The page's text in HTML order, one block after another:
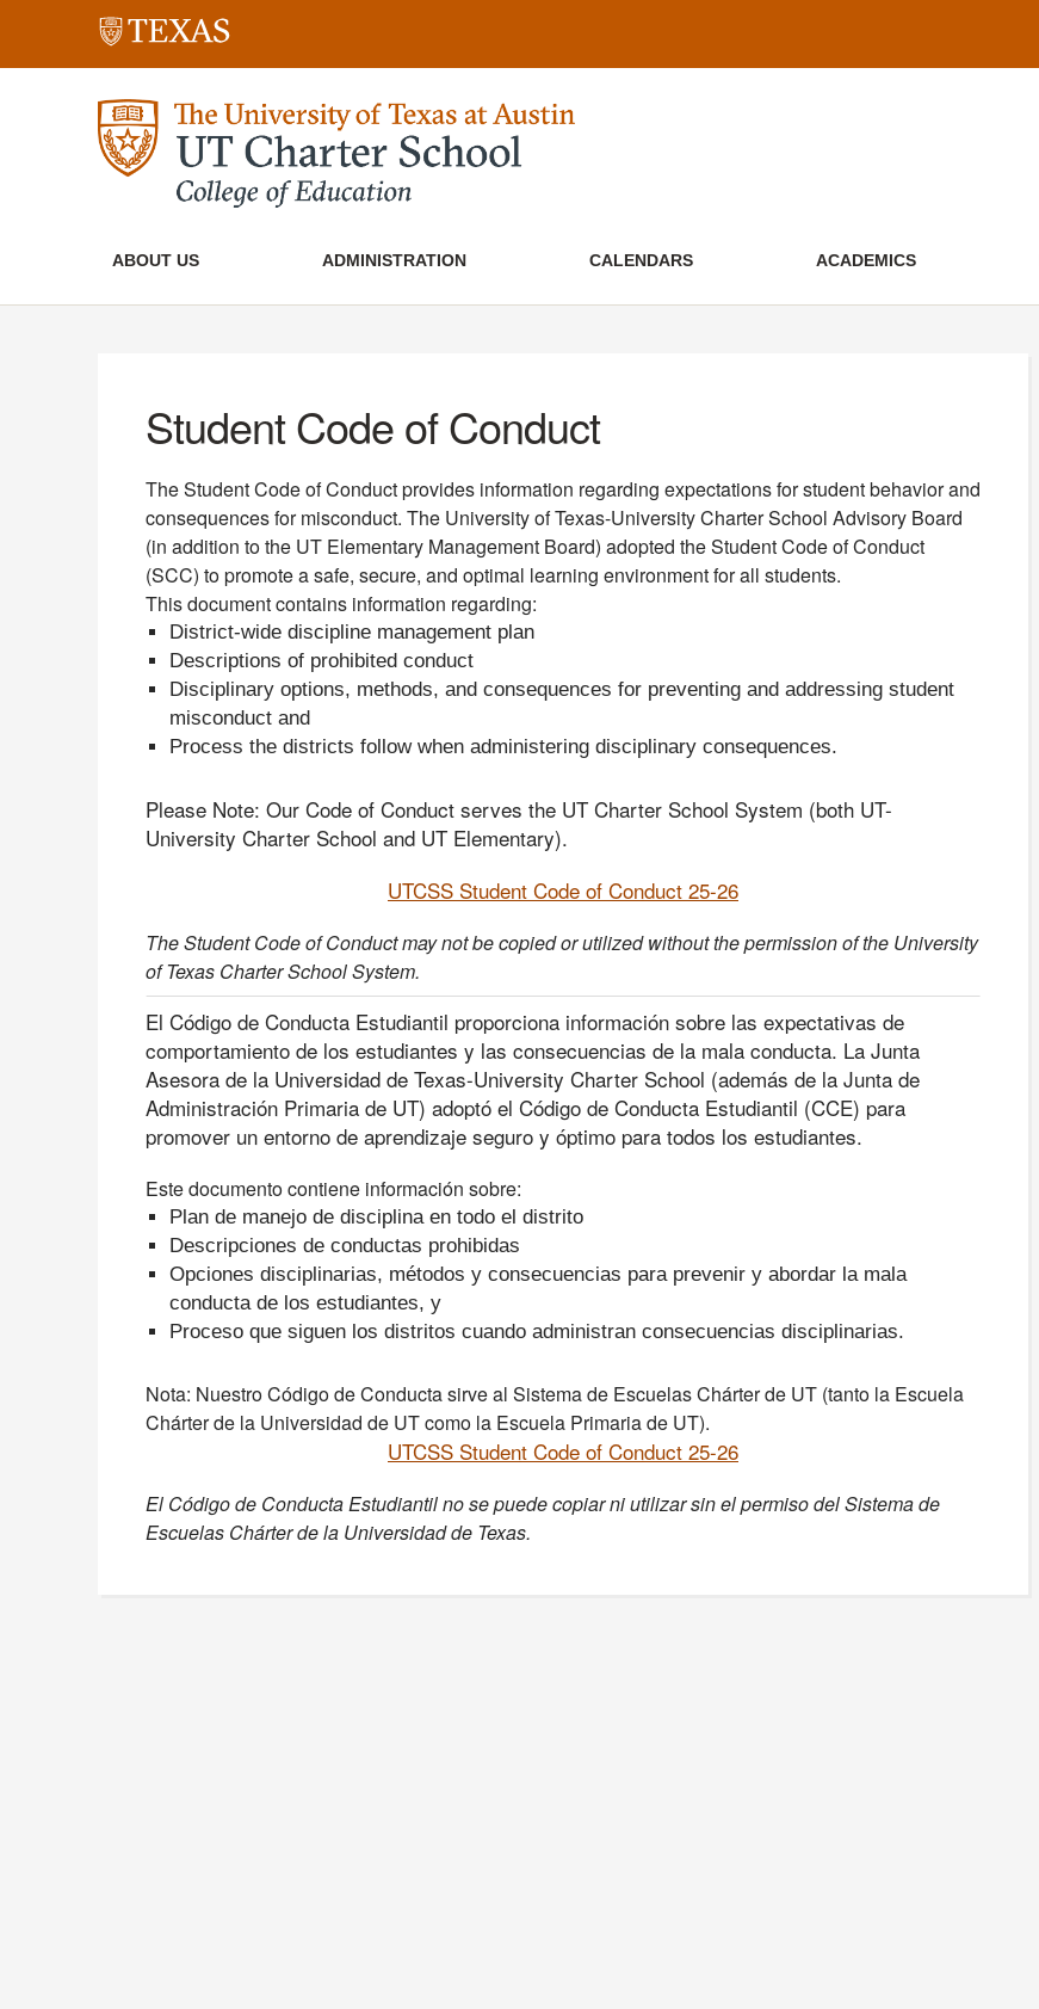
ABOUT US ADMINISTRATION CALENDARS ACADEMICS
Student Code of Conduct
The Student Code of Conduct provides information regarding expectations for student behavior and
consequences for misconduct. The University of Texas-University Charter School Advisory Board
(in addition to the UT Elementary Management Board) adopted the Student Code of Conduct
(SCC) to promote a safe, secure, and optimal learning environment for all students.
This document contains information regarding:
District-wide discipline management plan
Descriptions of prohibited conduct
Disciplinary options, methods, and consequences for preventing and addressing student
misconduct and
Process the districts follow when administering disciplinary consequences.
Please Note: Our Code of Conduct serves the UT Charter School System (both UT-
University Charter School and UT Elementary).
UTCSS Student Code of Conduct 25-26
The Student Code of Conduct may not be copied or utilized without the permission of the University
of Texas Charter School System.
El Código de Conducta Estudiantil proporciona información sobre las expectativas de
comportamiento de los estudiantes y las consecuencias de la mala conducta. La Junta
Asesora de la Universidad de Texas-University Charter School (además de la Junta de
Administración Primaria de UT) adoptó el Código de Conducta Estudiantil (CCE) para
promover un entorno de aprendizaje seguro y óptimo para todos los estudiantes.
Este documento contiene información sobre:
Plan de manejo de disciplina en todo el distrito
Descripciones de conductas prohibidas
Opciones disciplinarias, métodos y consecuencias para prevenir y abordar la mala
conducta de los estudiantes, y
Proceso que siguen los distritos cuando administran consecuencias disciplinarias.
Nota: Nuestro Código de Conducta sirve al Sistema de Escuelas Chárter de UT (tanto la Escuela
Chárter de la Universidad de UT como la Escuela Primaria de UT).
UTCSS Student Code of Conduct 25-26
El Código de Conducta Estudiantil no se puede copiar ni utilizar sin el permiso del Sistema de
Escuelas Chárter de la Universidad de Texas.